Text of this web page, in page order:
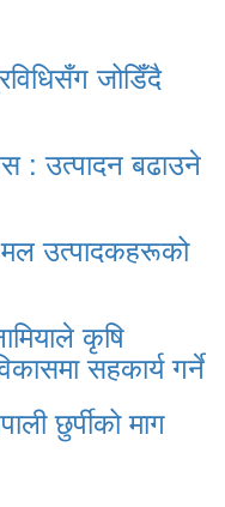
जोडिँदै
: उत्पादन बढाउने
मल उत्पादकहरूको
कृषि
सहकार्य गर्ने
छुर्पीको माग